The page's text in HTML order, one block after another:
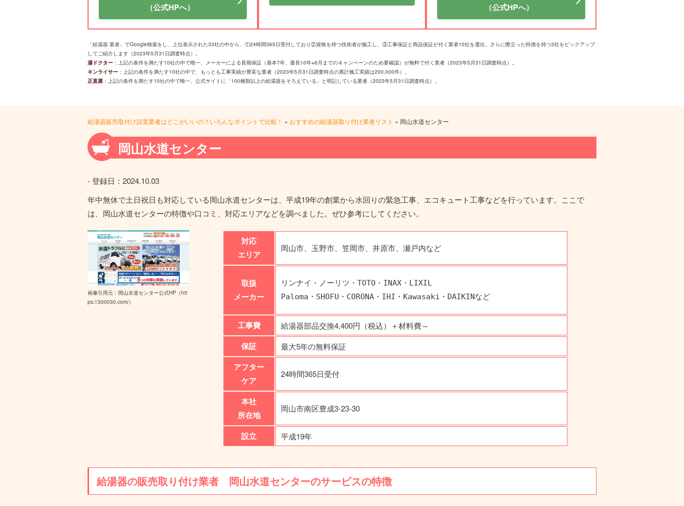
（公式HPへ）
（公式HPへ）
「給湯器 業者」でGoogle検索をし、上位表示された33社の中から、①24時間365日受付しており②資格を持つ技術者が施工し、③工事保証と商品保証が付く業者10社を選出。さらに際立った特徴を持つ3社をピックアップ
してご紹介します（2023年5月31日調査時点）。
湯ドクター ：上記の条件を満たす10社の中で唯一、メーカーによる長期保証（基本7年、最長10年※6月までのキャンペーンのため要確認）が無料で付く業者（2023年5月31日調査時点）。
キンライサー ：上記の条件を満たす10社の中で、もっとも工事実績が豊富な業者（2023年5月31日調査時点の累計施工実績は200,000件）。
正直屋 ：上記の条件を満たす10社の中で唯一、公式サイトに「100種類以上の給湯器をそろえている」と明記している業者（2023年5月31日調査時点）。
給湯器販売取付け設置業者はどこがいいの？いろんなポイントで比較！ » おすすめの給湯器取り付け業者リスト » 岡山水道センター
岡山水道センター
- 登録日： 2024.10.03
年中無休で土日祝日も対応している岡山水道センターは、平成19年の創業から水回りの緊急工事、エコキュート工事などを行っています。ここで
は、岡山水道センターの特徴や口コミ、対応エリアなどを調べました。ぜひ参考にしてください。
画像引用元：岡山水道センター公式HP （htt
ps://300030.com/）
対応
エリア
岡山市、玉野市、笠岡市、井原市、瀬戸内など
取扱
メーカー
リンナイ・ノーリツ・TOTO・INAX・LIXIL
Paloma・SHOFU・CORONA・IHI・Kawasaki・DAIKINなど
工事費 給湯器部品交換4,400円（税込）＋材料費～
保証 最大5年の無料保証
アフター
ケア
24時間365日受付
本社
所在地
岡山市南区豊成3-23-30
設立 平成19年
給湯器の販売取り付け業者 岡山水道センターのサービスの特徴